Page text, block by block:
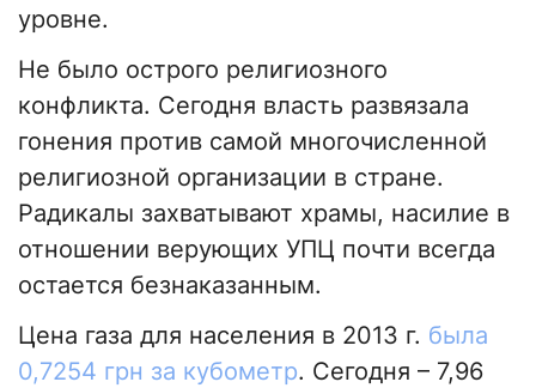
уровне.
Не было острого религиозного
конфликта. Сегодня власть развязала
гонения против самой многочисленной
религиозной организации в стране.
Радикалы захватывают храмы, насилие в
отношении верующих УПЦ почти всегда
остается безнаказанным.
Цена газа для населения в 2013 г. была
0,7254 грн за кубометр. Сегодня – 7,96